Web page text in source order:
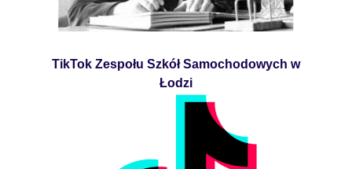
TikTok Zespołu Szkół Samochodowych w
Łodzi